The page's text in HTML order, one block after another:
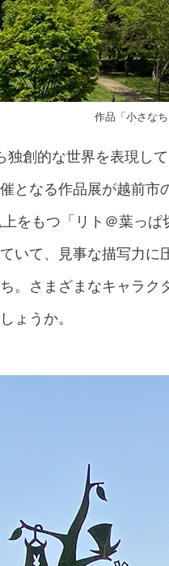
作品「小さな
独創的な世界を表現し
となる作品展が越前市
をもつ「リト＠葉っ
いて、見事な描写力
。さまざまなキャラ
ょうか。